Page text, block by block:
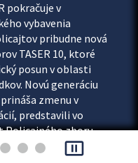
pokračuje v
vybavenia
pribudne nová
TASER 10, ktoré
posun v oblasti
Novú generáciu
zmenu v
predstavili vo
Policajného zboru
výcviku...
pause_presentation